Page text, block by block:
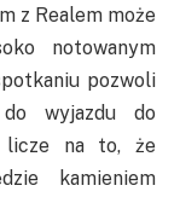
z Realem może
notowanym
pozwoli
wyjazdu do
licze na to, że
kamieniem